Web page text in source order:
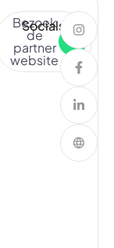
Bezoek
de
partner
website
Socials